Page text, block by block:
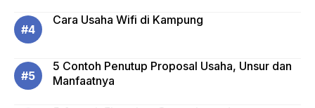
Cara Usaha Wifi di Kampung
5 Contoh Penutup Proposal Usaha, Unsur dan
Manfaatnya